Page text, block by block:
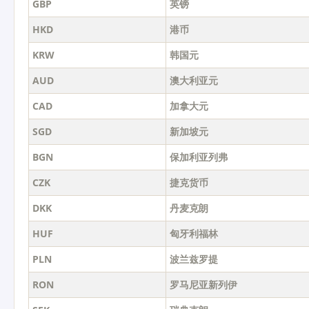
GBP
英镑
HKD
港币
KRW
韩国元
AUD
澳大利亚元
CAD
加拿大元
SGD
新加坡元
BGN
保加利亚列弗
CZK
捷克货币
DKK
丹麦克朗
HUF
匈牙利福林
PLN
波兰兹罗提
RON
罗马尼亚新列伊